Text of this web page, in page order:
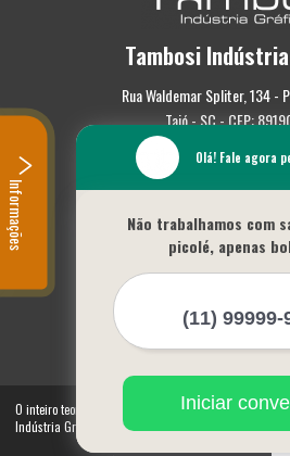
Tambosi
Rua Waldemar Spliter, 134 -
Taió - SC - CEP:
(47) 3562-0587
Empresa
Missão
Serviços
Mapa do site
Mais Serviços
O inteiro teor deste site está sujeito à proteção de
Indústria Gráfica (Lei 9610 de 19/02/1998)
Olá! Fale agora
Não trabalhamos com
picolé, apenas
Iniciar
Informações